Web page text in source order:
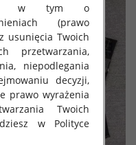
w tym o
(prawo
usunięcia Twoich
przetwarzania,
niepodlegania
decyzji,
prawo wyrażenia
Twoich
w Polityce